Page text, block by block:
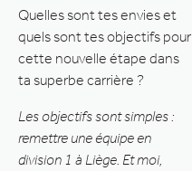
Quelles sont tes envies et
quels sont tes objectifs pour
cette nouvelle étape dans
ta superbe carrière ?
Les objectifs sont simples :
remettre une équipe en
division 1 à Liège. Et moi,